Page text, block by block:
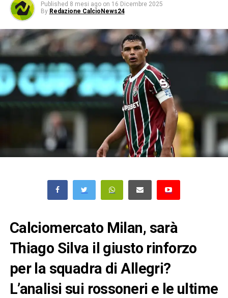
Published 8 mesi ago on 16 Dicembre 2025
By Redazione CalcioNews24
Calciomercato Milan, sarà
Thiago Silva il giusto rinforzo
per la squadra di Allegri?
L’analisi sui rossoneri e le ultime